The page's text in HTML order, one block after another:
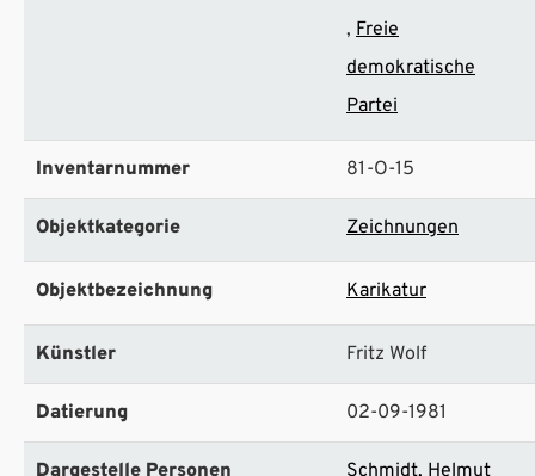
Freie
demokratische
Partei
Inventarnummer 81-O-15
Objektkategorie Zeichnungen
Objektbezeichnung Karikatur
Künstler Fritz Wolf
Datierung 02-09-1981
Dargestelle Personen
Schmidt, Helmut